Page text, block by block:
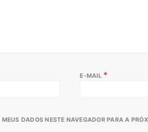
E-MAIL *
DADOS NESTE NAVEGADOR PARA A